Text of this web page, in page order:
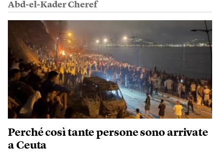
Abd-el-Kader Cheref
Perché così tante persone sono arrivate
a Ceuta